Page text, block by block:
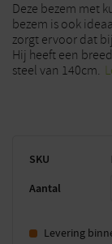
Deze bezem met
bezem is ook
zorgt ervoor dat
Hij heeft een
steel van 140cm.
SKU
Aantal
Levering